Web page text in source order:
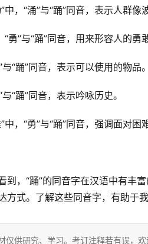
中，“涌”与“踊”同音，表示人群像
“勇”与“踊”同音，用来形容人的勇
与“踊”同音，表示可以使用的物品。
“踊”同音，表示吟咏历史。
中，“勇”与“踊”同音，强调面对困
，“踊”的同音字在汉语中有丰
方式。了解这些同音字，有助于
仅供研究、学习。考订注释若有误，欢